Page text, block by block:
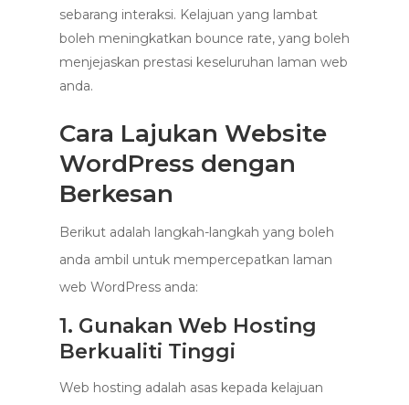
sebarang interaksi. Kelajuan yang lambat
boleh meningkatkan bounce rate, yang boleh
menjejaskan prestasi keseluruhan laman web
anda.
Cara Lajukan Website
WordPress dengan
Berkesan
Berikut adalah langkah-langkah yang boleh
anda ambil untuk mempercepatkan laman
web WordPress anda:
1. Gunakan Web Hosting
Berkualiti Tinggi
Web hosting adalah asas kepada kelajuan